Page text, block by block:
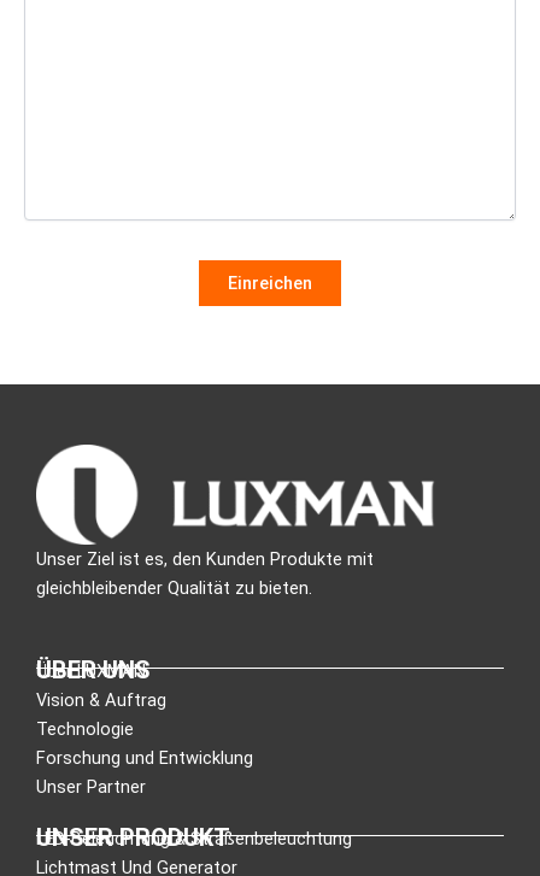
Unser Ziel ist es, den Kunden Produkte mit
gleichbleibender Qualität zu bieten.
ÜBER UNS
Über LUXMAN
Vision & Auftrag
Technologie
Forschung und Entwicklung
Unser Partner
UNSER PRODUKT
LED-Beleuchtung & Straßenbeleuchtung
Lichtmast Und Generator